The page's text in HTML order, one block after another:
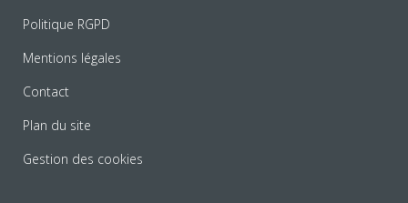
Politique RGPD
Mentions légales
Contact
Plan du site
Gestion des cookies